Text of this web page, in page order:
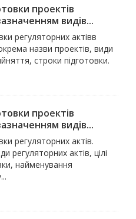
проектів
видів...
регуляторних актівв
назви проектів, види
строки підготовки.
проектів
видів...
регуляторних актів.
регуляторних актів, цілі
найменування